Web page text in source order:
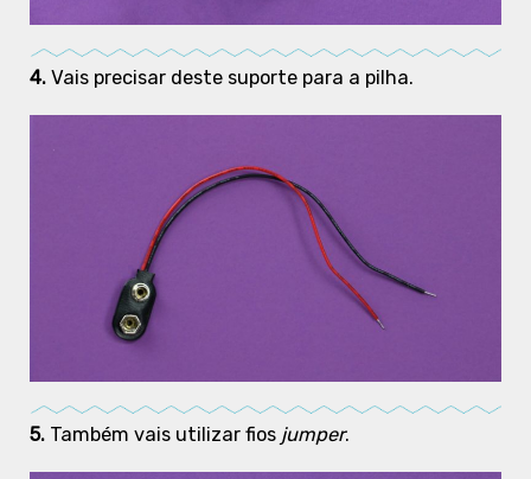
4.Vais precisar deste suporte para a pilha.
5.Também vais utilizar fios jumper.